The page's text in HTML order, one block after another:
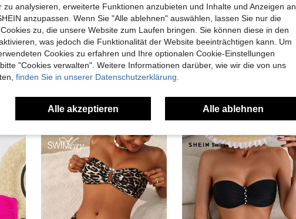
Hilfreich (0)
zu analysieren, erweiterte Funktionen anzubieten und Inhalte und Anzeigen an
anzupassen. Wenn Sie "Alle ablehnen" auswählen, lassen Sie nur die
zu, die unsere Website zum Laufen bringen. Sie können diese in den
was jedoch die Funktionalität der Website beeinträchtigen kann. Um
Cookies zu erfahren und Ihre optionalen Cookie-Einstellungen
"Cookies verwalten". Weitere Informationen darüber, wie wir die von uns
finden Sie in unserer Datenschutzerklärung.
Alle akzeptieren Alle ablehnen